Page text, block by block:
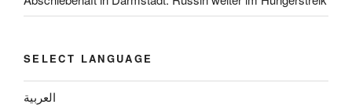
SELECT LANGUAGE
العربية